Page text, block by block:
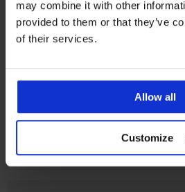
may combine it with other
provided to them or that they’ve
of their services.
Allow all
Customize
Najčastejsie vyberané veľkosti
M XL S
Výhodné poštovné